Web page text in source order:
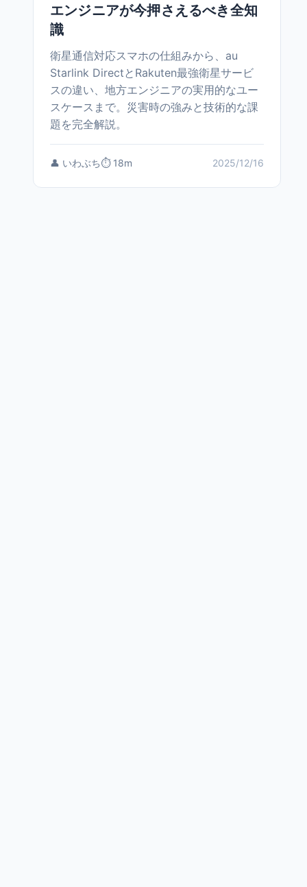
エンジニアが今押さえるべき全知
識
衛星通信対応スマホの仕組みから、au
Starlink DirectとRakuten最強衛星サービ
スの違い、地方エンジニアの実用的なユー
スケースまで。災害時の強みと技術的な課
題を完全解説。
👤 いわぶち⏱️ 18m 2025/12/16